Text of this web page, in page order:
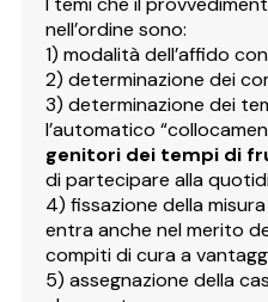
nell’ordine sono:
1) modalità dell’affido
2) determinazione dei
3) determinazione dei
l’automatico
genitori dei tempi di
di partecipare alla
4) fissazione della
entra anche nel merito
compiti di cura a
5) assegnazione della